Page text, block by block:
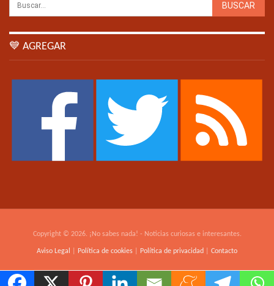
💙 AGREGAR
Copyright © 2026. ¡No sabes nada! - Noticias curiosas e interesantes.
Aviso Legal Política de cookies Política de privacidad Contacto